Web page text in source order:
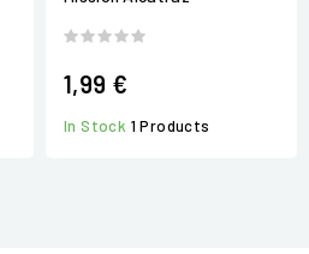
1,99 €
In Stock 1 Products